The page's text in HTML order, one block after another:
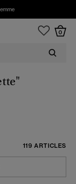
0
119 ARTICLES